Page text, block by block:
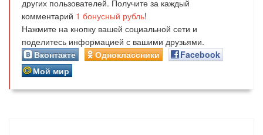
других пользователей. Получите за каждый
комментарий 1 бонусный рубль!
Нажмите на кнопку вашей социальной сети и
поделитесь информацией с вашими друзьями.
Вконтакте
Одноклассники
Facebook
Мой мир